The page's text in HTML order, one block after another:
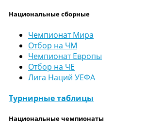
Национальные сборные
Чемпионат Мира
Отбор на ЧМ
Чемпионат Европы
Отбор на ЧЕ
Лига Наций УЕФА
Турнирные таблицы
Национальные чемпионаты